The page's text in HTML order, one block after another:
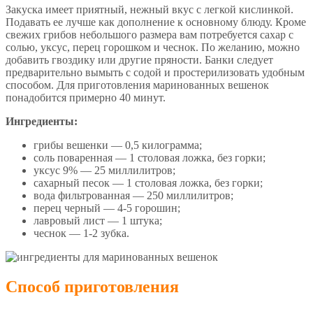
Закуска имеет приятный, нежный вкус с легкой кислинкой.
Подавать ее лучше как дополнение к основному блюду. Кроме
свежих грибов небольшого размера вам потребуется сахар с
солью, уксус, перец горошком и чеснок. По желанию, можно
добавить гвоздику или другие пряности. Банки следует
предварительно вымыть с содой и простерилизовать удобным
способом. Для приготовления маринованных вешенок
понадобится примерно 40 минут.
Ингредиенты:
грибы вешенки — 0,5 килограмма;
соль поваренная — 1 столовая ложка, без горки;
уксус 9% — 25 миллилитров;
сахарный песок — 1 столовая ложка, без горки;
вода фильтрованная — 250 миллилитров;
перец черный — 4-5 горошин;
лавровый лист — 1 штука;
чеснок — 1-2 зубка.
Способ приготовления